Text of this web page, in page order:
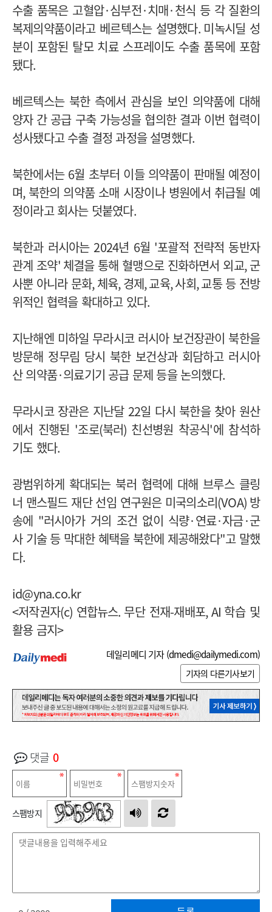
수출 품목은 고혈압·심부전·치매·천식 등 각 질환의
복제의약품이라고 베르텍스는 설명했다. 미녹시딜 성
분이 포함된 탈모 치료 스프레이도 수출 품목에 포함
됐다.
베르텍스는 북한 측에서 관심을 보인 의약품에 대해
양자 간 공급 구축 가능성을 협의한 결과 이번 협력이
성사됐다고 수출 결정 과정을 설명했다.
북한에서는 6월 초부터 이들 의약품이 판매될 예정이
며, 북한의 의약품 소매 시장이나 병원에서 취급될 예
정이라고 회사는 덧붙였다.
북한과 러시아는 2024년 6월 '포괄적 전략적 동반자
관계 조약' 체결을 통해 혈맹으로 진화하면서 외교,군
사뿐 아니라 문화,체육,경제,교육,사회,교통 등 전방
위적인 협력을 확대하고 있다.
지난해엔 미하일 무라시코 러시아 보건장관이 북한을
방문해 정무림 당시 북한 보건상과 회담하고 러시아
산 의약품·의료기기 공급 문제 등을 논의했다.
무라시코 장관은 지난달 22일 다시 북한을 찾아 원산
에서 진행된 '조로(북러) 친선병원 착공식'에 참석하
기도 했다.
광범위하게 확대되는 북러 협력에 대해 브루스 클링
너 맨스필드 재단 선임 연구원은 미국의소리(VOA) 방
송에 "러시아가 거의 조건 없이 식량·연료·자금·군
사 기술 등 막대한 혜택을 북한에 제공해왔다"고 말했
다.
id@yna.co.kr
<저작권자(c) 연합뉴스. 무단 전재-재배포, AI 학습 및
활용 금지>
데일리메디 기자 (dmedi@dailymedi.com)
기자의 다른기사보기
댓글 0
스팸방지